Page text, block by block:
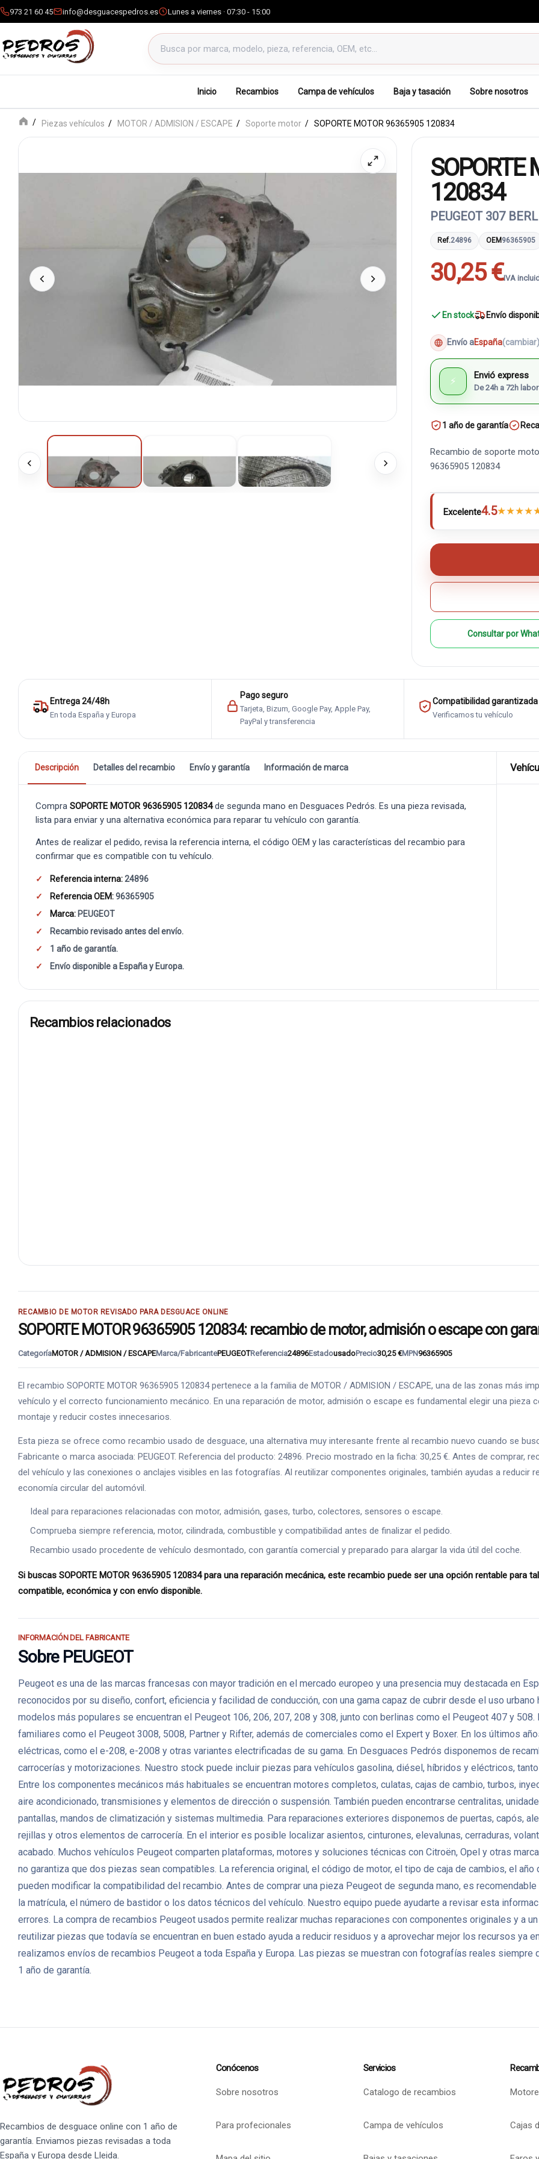
973 21 60 45 info@desguacespedros.es Lunes a viernes · 07:30 - 15:00
Buscar productos
Inicio Recambios Campa de vehículos Baja y tasación Sobre nosotros
Piezas vehículos MOTOR / ADMISION / ESCAPE Soporte motor SOPORTE MOTOR 96365905 120834
SOPORTE
120834
PEUGEOT 307
Ref.24896 OEM 96365905
30,25 €IVA
En stock Envío
Envío aEspaña(cambiar)
⚡ Envió express
De 24h a 72h
1 año de garantía
Recambio de soporte
96365905 120834
Excelente4.5★★★★
Consultar por
Entrega 24/48h
En toda España y Europa
Pago seguro
Tarjeta, Bizum, Google Pay, Apple Pay,
PayPal y transferencia
Compatibilidad garantizada
Verificamos tu vehículo
Descripción Detalles del recambio Envío y garantía Información de marca
Compra SOPORTE MOTOR 96365905 120834de segunda mano en Desguaces Pedrós. Es una pieza revisada,
lista para enviar y una alternativa económica para reparar tu vehículo con garantía.
Antes de realizar el pedido, revisa la referencia interna, el código OEM y las características del recambio para
confirmar que es compatible con tu vehículo.
Referencia interna:24896
Referencia OEM:96365905
Marca: PEUGEOT
Recambio revisado antes del envío.
1 año de garantía.
Envío disponible a España y Europa.
Recambios relacionados
RECAMBIO DE MOTOR REVISADO PARA DESGUACE ONLINE
SOPORTE MOTOR 96365905 120834: recambio de motor, admisión o escape con
CategoríaMOTOR / ADMISION / ESCAPEMarca/FabricantePEUGEOTReferencia24896EstadousadoPrecio30,25 €MPN96365905
El recambio SOPORTE MOTOR 96365905 120834 pertenece a la familia de MOTOR / ADMISION / ESCAPE, una de las zonas más
vehículo y el correcto funcionamiento mecánico. En una reparación de motor, admisión o escape es fundamental elegir una pieza
montaje y reducir costes innecesarios.
Esta pieza se ofrece como recambio usado de desguace, una alternativa muy interesante frente al recambio nuevo cuando se
Fabricante o marca asociada: PEUGEOT. Referencia del producto: 24896. Precio mostrado en la ficha: 30,25 €. Antes de comprar,
del vehículo y las conexiones o anclajes visibles en las fotografías. Al reutilizar componentes originales, también ayudas a
economía circular del automóvil.
Ideal para reparaciones relacionadas con motor, admisión, gases, turbo, colectores, sensores o escape.
Comprueba siempre referencia, motor, cilindrada, combustible y compatibilidad antes de finalizar el pedido.
Recambio usado procedente de vehículo desmontado, con garantía comercial y preparado para alargar la vida útil del coche.
Si buscas SOPORTE MOTOR 96365905 120834 para una reparación mecánica, este recambio puede ser una opción rentable para
compatible, económica y con envío disponible.
INFORMACIÓN DEL FABRICANTE
Sobre PEUGEOT
Peugeot es una de las marcas francesas con mayor tradición en el mercado europeo y una presencia muy destacada en
reconocidos por su diseño, confort, eficiencia y facilidad de conducción, con una gama capaz de cubrir desde el uso
modelos más populares se encuentran el Peugeot 106, 206, 207, 208 y 308, junto con berlinas como el Peugeot 407 y
familiares como el Peugeot 3008, 5008, Partner y Rifter, además de comerciales como el Expert y Boxer. En los últimos
eléctricas, como el e-208, e-2008 y otras variantes electrificadas de su gama. En Desguaces Pedrós disponemos de
carrocerías y motorizaciones. Nuestro stock puede incluir piezas para vehículos gasolina, diésel, híbridos y eléctricos,
Entre los componentes mecánicos más habituales se encuentran motores completos, culatas, cajas de cambio, turbos,
aire acondicionado, transmisiones y elementos de dirección o suspensión. También pueden encontrarse centralitas,
pantallas, mandos de climatización y sistemas multimedia. Para reparaciones exteriores disponemos de puertas, capós,
rejillas y otros elementos de carrocería. En el interior es posible localizar asientos, cinturones, elevalunas, cerraduras,
acabado. Muchos vehículos Peugeot comparten plataformas, motores y soluciones técnicas con Citroën, Opel y otras
no garantiza que dos piezas sean compatibles. La referencia original, el código de motor, el tipo de caja de cambios, el
pueden modificar la compatibilidad del recambio. Antes de comprar una pieza Peugeot de segunda mano, es
la matrícula, el número de bastidor o los datos técnicos del vehículo. Nuestro equipo puede ayudarte a revisar esta
errores. La compra de recambios Peugeot usados permite realizar muchas reparaciones con componentes originales y a
reutilizar piezas que todavía se encuentran en buen estado ayuda a reducir residuos y a aprovechar mejor los recursos ya
realizamos envíos de recambios Peugeot a toda España y Europa. Las piezas se muestran con fotografías reales
1 año de garantía.
Recambios de desguace online con 1 año de
garantía. Enviamos piezas revisadas a toda
España y Europa desde Lleida.
Conócenos
Sobre nosotros
Para profecionales
Servicios
Catalogo de recambios
Campa de vehículos Cajas